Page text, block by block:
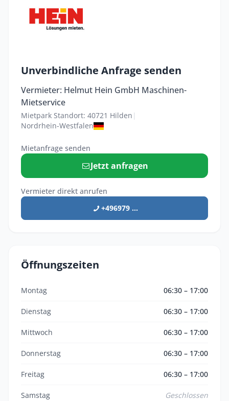
Unverbindliche Anfrage senden
Vermieter: Helmut Hein GmbH Maschinen-
Mietservice
Mietpark Standort: 40721 Hilden |
Nordrhein-Westfalen
Mietanfrage senden
Jetzt anfragen
Vermieter direkt anrufen
+496979 ...
Öffnungszeiten
Montag 06:30 – 17:00
Dienstag 06:30 – 17:00
Mittwoch 06:30 – 17:00
Donnerstag 06:30 – 17:00
Freitag 06:30 – 17:00
Samstag Geschlossen